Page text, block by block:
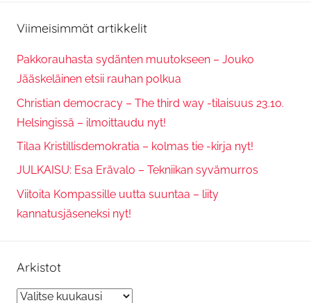
Viimeisimmät artikkelit
Pakkorauhasta sydänten muutokseen – Jouko
Jääskeläinen etsii rauhan polkua
Christian democracy – The third way -tilaisuus 23.10.
Helsingissä – ilmoittaudu nyt!
Tilaa Kristillisdemokratia – kolmas tie -kirja nyt!
JULKAISU: Esa Erävalo – Tekniikan syvämurros
Viitoita Kompassille uutta suuntaa – liity
kannatusjäseneksi nyt!
Arkistot
Arkistot